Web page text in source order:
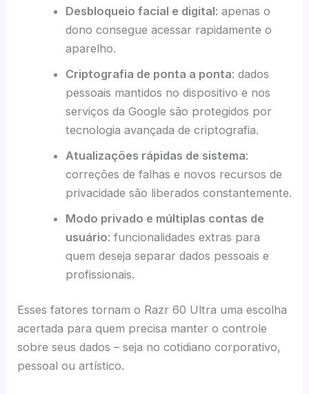
Desbloqueio facial e digital: apenas o
dono consegue acessar rapidamente o
aparelho.
Criptografia de ponta a ponta: dados
pessoais mantidos no dispositivo e nos
serviços da Google são protegidos por
tecnologia avançada de criptografia.
Atualizações rápidas de sistema:
correções de falhas e novos recursos de
privacidade são liberados constantemente.
Modo privado e múltiplas contas de
usuário: funcionalidades extras para
quem deseja separar dados pessoais e
profissionais.
Esses fatores tornam o Razr 60 Ultra uma escolha
acertada para quem precisa manter o controle
sobre seus dados – seja no cotidiano corporativo,
pessoal ou artístico.